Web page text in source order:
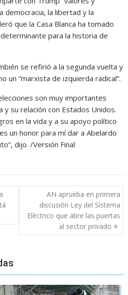
democracia, la libertad y la
que la Casa Blanca ha tomado
para la historia de
se refirió a la segunda vuelta y
un “marxista de izquierda radical”.
son muy importantes
y su relación con Estados Unidos.
en la vida y a su apoyo político
un honor para mí dar a Abelardo
dijo. /Versión Final
AN aprueba en primera
discusión Ley del Sistema
Eléctrico que abre las puertas
al sector privado